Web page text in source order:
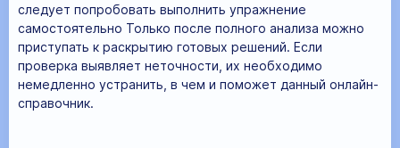
следует попробовать выполнить упражнение
самостоятельно Только после полного анализа можно
приступать к раскрытию готовых решений. Если
проверка выявляет неточности, их необходимо
немедленно устранить, в чем и поможет данный онлайн-
справочник.